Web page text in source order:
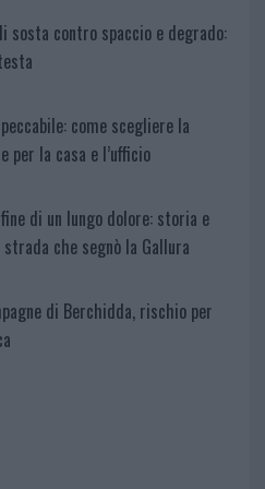
sosta contro spaccio e degrado:
come scegliere la
per la casa e l’ufficio
di un lungo dolore: storia e
che segnò la Gallura
di Berchidda, rischio per